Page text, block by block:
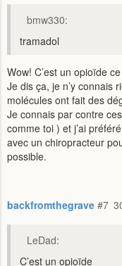
bmw330:
tramadol
Wow! C’est un opioïde
Je dis ça, je n’y connais
molécules ont fait des
Je connais par contre
comme toi ) et j’ai
avec un chiropracteur
possible.
backfromthegrave #7
LeDad:
C’est un opioïde